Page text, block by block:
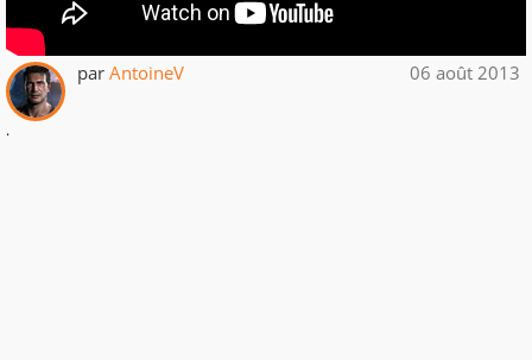
par AntoineV 06 août 2013
.